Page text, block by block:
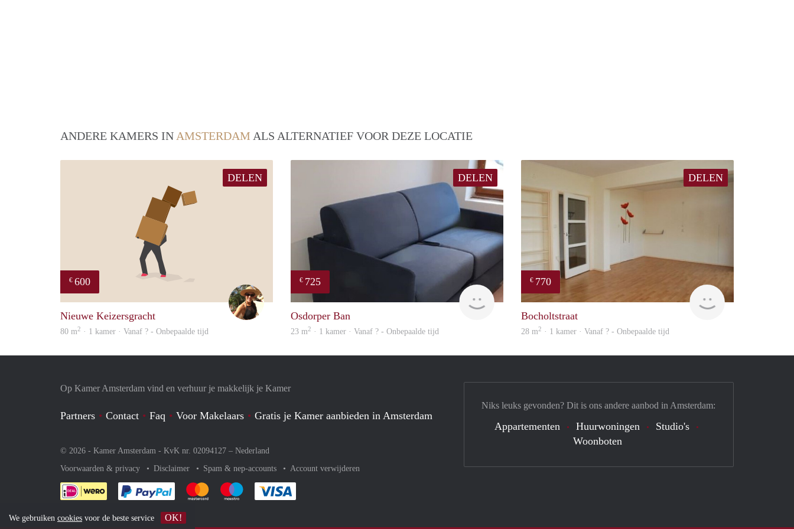
ANDERE KAMERS IN AMSTERDAM ALS ALTERNATIEF VOOR DEZE LOCATIE
DELEN
€ 600
Nieuwe Keizersgracht
80 m2 · 1 kamer · Vanaf ? - Onbepaalde tijd
DELEN
€ 725
finder
Osdorper Ban
23 m2 · 1 kamer · Vanaf ? - Onbepaalde tijd
DELEN
€ 770
finder
Bocholtstraat
28 m2 · 1 kamer · Vanaf ? - Onbepaalde tijd
Op Kamer Amsterdam vind en verhuur je makkelijk je Kamer
Partners Contact Faq Voor Makelaars Gratis je Kamer aanbieden in Amsterdam
© 2026 - Kamer Amsterdam - KvK nr. 02094127 – Nederland
Voorwaarden & privacy
Disclaimer Spam & nep-accounts Account verwijderen
Je rekent gemakkelijk af met Paypal
Je rekent gemakkelijk af met Mastercard
Je rekent gemakkelijk af met Meastro
Niks leuks gevonden? Dit is ons andere aanbod in Amsterdam:
Appartementen Huurwoningen
Studio's
Woonboten
We gebruiken cookies voor de beste service OK!